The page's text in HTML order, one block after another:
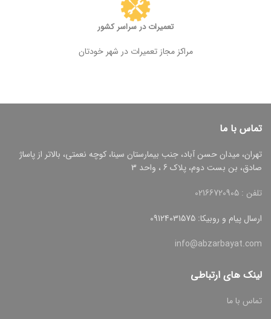
تعمیرات در سراسر کشور
مراکز مجاز تعمیرات در شهر خودتان
تماس با ما
تهران، میدان حسن آباد، جنب بیمارستان سینا، کوچه نعمتی، بالاتر از پاساژ
صادق، بن بست دوم، پلاک 6 ، واحد 3
تلفن : 02166720905
ارسال پیام و روبیکا: 09124031575
info@abzarbayat.com
لینک های ارتباطی
تماس با ما